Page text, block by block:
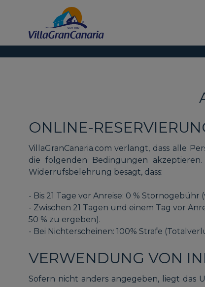
ONLINE-
VillaGranCanaria.com verlangt, dass alle
die folgenden Bedingungen
Widerrufsbelehrung besagt, dass:
- Bis 21 Tage vor Anreise: 0 %
- Zwischen 21 Tagen und einem Tag vor
50 % zu ergeben).
- Bei Nichterscheinen: 100% Strafe
VERWENDUNG VON
Sofern nicht anders angegeben, liegt das